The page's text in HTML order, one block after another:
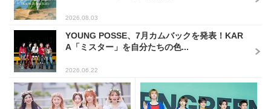
2026.08.03
YOUNG POSSE、7月カムバックを発表！KAR
A「ミスター」を自分たちの色...
2026.06.22